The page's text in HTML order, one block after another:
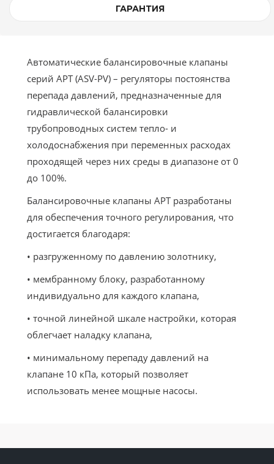
ГАРАНТИЯ
Автоматические балансировочные клапаны
серий APT (ASV-PV) – регуляторы постоянства
перепада давлений, предназначенные для
гидравлической балансировки
трубопроводных систем тепло- и
холодоснабжения при переменных расходах
проходящей через них среды в диапазоне от 0
до 100%.
Балансировочные клапаны APT разработаны
для обеспечения точного регулирования, что
достигается благодаря:
• разгруженному по давлению золотнику,
• мембранному блоку, разработанному
индивидуально для каждого клапана,
• точной линейной шкале настройки, которая
облегчает наладку клапана,
• минимальному перепаду давлений на
клапане 10 кПа, который позволяет
использовать менее мощные насосы.